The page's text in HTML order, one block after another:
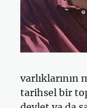
varlıklarının
tarihsel bir